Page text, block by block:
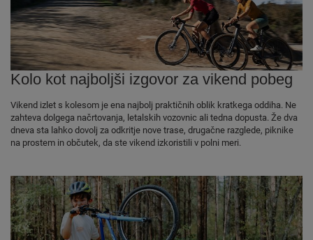
Kolo kot najboljši izgovor za vikend pobeg
Vikend izlet s kolesom je ena najbolj praktičnih oblik kratkega oddiha. Ne
zahteva dolgega načrtovanja, letalskih vozovnic ali tedna dopusta. Že dva
dneva sta lahko dovolj za odkritje nove trase, drugačne razglede, piknike
na prostem in občutek, da ste vikend izkoristili v polni meri.